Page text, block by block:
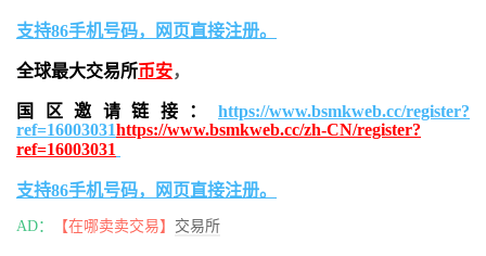
支持86手机号码，网页直接注册。
全球最大交易所币安，
国区邀请链接： https://www.bsmkweb.cc/register?
ref=16003031https://www.bsmkweb.cc/zh-CN/register?
ref=16003031
支持86手机号码，网页直接注册。
AD： 【在哪卖卖交易】 交易所